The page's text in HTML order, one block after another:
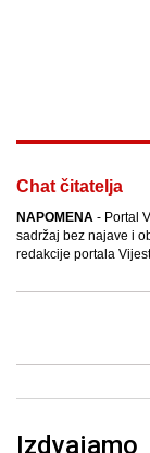
Chat čitatelja
NAPOMENA - Portal
sadržaj bez najave i
redakcije portala
Izdvajamo